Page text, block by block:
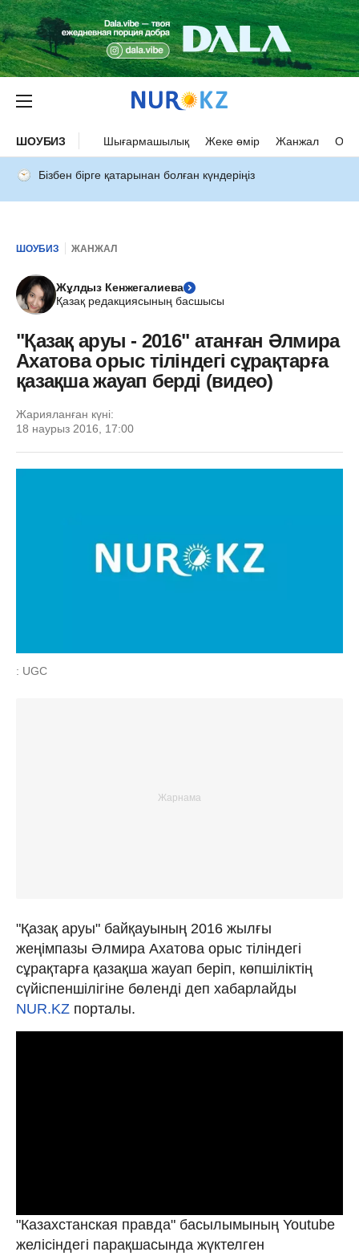
ШОУБИЗ Шығармашылық Жеке өмір Жанжал
Бізбен бірге қатарынан болған күндеріңіз
ШОУБИЗ ЖАНЖАЛ
Жұлдыз Кенжегалиева
Қазақ редакциясының басшысы
"Қазақ аруы - 2016" атанған Әлмира
Ахатова орыс тіліндегі сұрақтарға
қазақша жауап берді (видео)
Жарияланған күні:
18 наурыз 2016, 17:00
: UGC
"Қазақ аруы" байқауының 2016 жылғы
жеңімпазы Әлмира Ахатова орыс тіліндегі
сұрақтарға қазақша жауап беріп, көпшіліктің
сүйіспеншілігіне бөленді деп хабарлайды
NUR.KZ порталы.
"Казахстанская правда" басылымының Youtube
желісіндегі парақшасында жүктелген